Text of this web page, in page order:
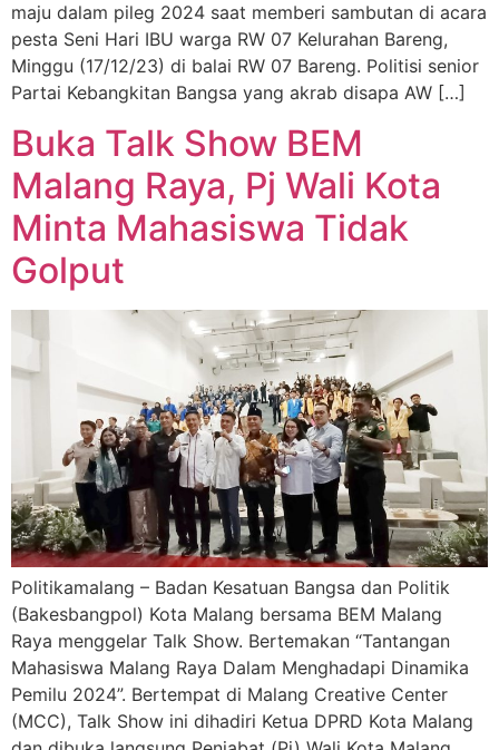
maju dalam pileg 2024 saat memberi sambutan di acara
pesta Seni Hari IBU warga RW 07 Kelurahan Bareng,
Minggu (17/12/23) di balai RW 07 Bareng. Politisi senior
Partai Kebangkitan Bangsa yang akrab disapa AW […]
Buka Talk Show BEM
Malang Raya, Pj Wali Kota
Minta Mahasiswa Tidak
Golput
Politikamalang – Badan Kesatuan Bangsa dan Politik
(Bakesbangpol) Kota Malang bersama BEM Malang
Raya menggelar Talk Show. Bertemakan “Tantangan
Mahasiswa Malang Raya Dalam Menghadapi Dinamika
Pemilu 2024”. Bertempat di Malang Creative Center
(MCC), Talk Show ini dihadiri Ketua DPRD Kota Malang